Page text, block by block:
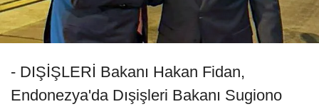
- DIŞİŞLERİ Bakanı Hakan Fidan,
Endonezya'da Dışişleri Bakanı Sugiono